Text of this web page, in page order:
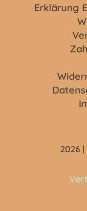
Erklärung
2026